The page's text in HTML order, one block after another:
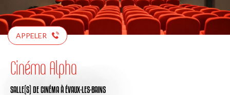
APPELER
Cinéma Alpha
SALLE(S) DE CINÉMAÀ ÉVAUX-LES-BAINS